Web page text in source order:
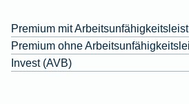
Premium mit
Premium ohne
Invest (AVB)